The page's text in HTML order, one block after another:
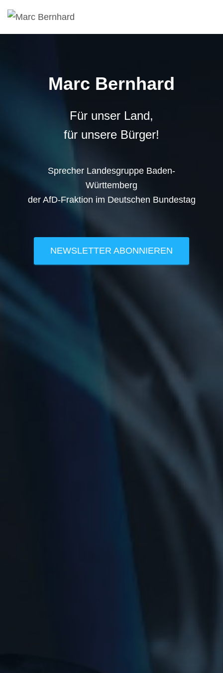
Marc Bernhard
Für unser Land,
für unsere Bürger!
Sprecher Landesgruppe Baden-
Württemberg
der AfD-Fraktion im Deutschen Bundestag
NEWSLETTER ABONNIEREN